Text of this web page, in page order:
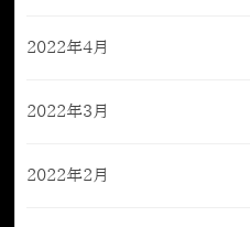
2022年4月
2022年3月
2022年2月